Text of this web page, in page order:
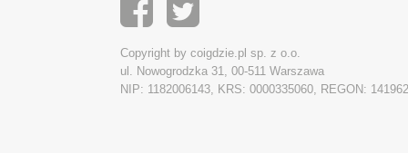
Copyright by coigdzie.pl sp. z o.o.
ul. Nowogrodzka 31, 00-511 Warszawa
NIP: 1182006143, KRS: 0000335060, REGON: